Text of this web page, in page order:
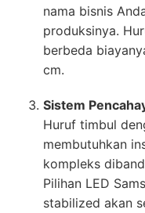
nama bisnis
produksinya.
berbeda
cm.
Sistem
Huruf timbul
membutuhkan
kompleks
Pilihan LED
stabilized akan